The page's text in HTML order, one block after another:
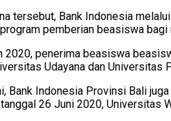
tersebut, Bank Indonesia
pemberian beasiswa bagi
2020, penerima beasiswa
Udayana dan Universitas
Bank Indonesia Provinsi Bali
26 Juni 2020, Universitas